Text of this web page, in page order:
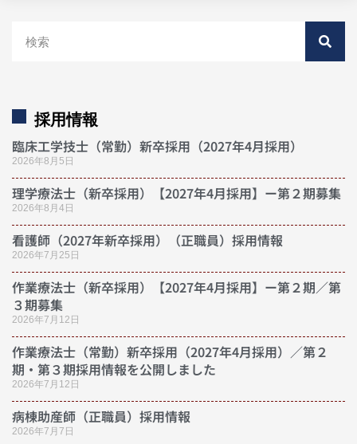
採用情報
臨床工学技士（常勤）新卒採用（2027年4月採用）
2026年8月5日
理学療法士（新卒採用）【2027年4月採用】ー第２期募集
2026年8月4日
看護師（2027年新卒採用）（正職員）採用情報
2026年7月25日
作業療法士（新卒採用）【2027年4月採用】ー第２期／第
３期募集
2026年7月12日
作業療法士（常勤）新卒採用（2027年4月採用）／第２
期・第３期採用情報を公開しました
2026年7月12日
病棟助産師（正職員）採用情報
2026年7月7日